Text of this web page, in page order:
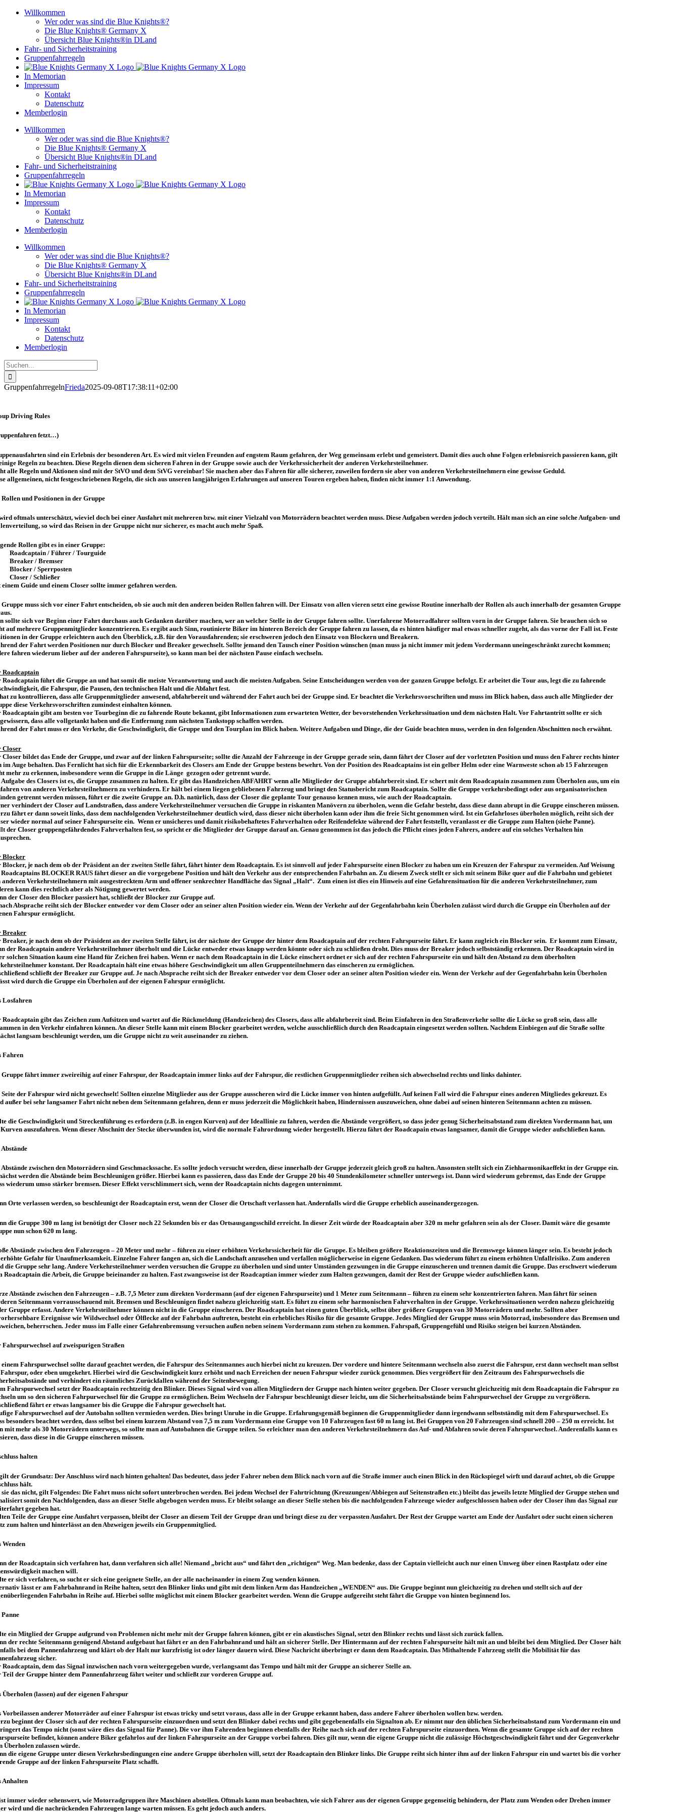
Zum
Willkommen
Wer oder was sind die Blue Knights®?
Die Blue Knights® Germany X
Übersicht Blue Knights®in DLand
Fahr- und Sicherheitstraining
Gruppenfahrregeln
In Memorian
Impressum
Kontakt
Datenschutz
Memberlogin
Willkommen
Wer oder was sind die Blue Knights®?
Die Blue Knights® Germany X
Übersicht Blue Knights®in DLand
Fahr- und Sicherheitstraining
Gruppenfahrregeln
In Memorian
Impressum
Kontakt
Datenschutz
Memberlogin
Willkommen
Wer oder was sind die Blue Knights®?
Die Blue Knights® Germany X
Übersicht Blue Knights®in DLand
Fahr- und Sicherheitstraining
Gruppenfahrregeln
In Memorian
Impressum
Kontakt
Datenschutz
Memberlogin
Suche
nach:
GruppenfahrregelnFrieda2025-09-08T17:38:11+02:00
Driving Rules
fetzt…)
sind ein Erlebnis der besonderen Art. Es wird mit vielen Freunden auf engstem Raum gefahren, der Weg gemeinsam erlebt und gemeistert. Damit dies auch ohne Folgen erlebnisreich passieren kann, gilt
Regeln zu beachten. Diese Regeln dienen dem sicheren Fahren in der Gruppe sowie auch der Verkehrssicherheit der anderen Verkehrsteilnehmer.
alle Regeln und Aktionen sind mit der StVO und dem StVG vereinbar! Sie machen aber das Fahren für alle sicherer, zuweilen fordern sie aber von anderen Verkehrsteilnehmern eine gewisse Geduld.
allgemeinen, nicht festgeschriebenen Regeln, die sich aus unseren langjährigen Erfahrungen auf unseren Touren ergeben haben, finden nicht immer 1:1 Anwendung.
Rollen und Positionen in der Gruppe
oftmals unterschätzt, wieviel doch bei einer Ausfahrt mit mehreren bzw. mit einer Vielzahl von Motorrädern beachtet werden muss. Diese Aufgaben werden jedoch verteilt. Hält man sich an eine solche Aufgaben- und
so wird das Reisen in der Gruppe nicht nur sicherer, es macht auch mehr Spaß.
Rollen gibt es in einer Gruppe:
/ Führer / Tourguide
Breaker / Bremser
/ Sperrposten
Closer / Schließer
Guide und einem Closer sollte immer gefahren werden.
Gruppe muss sich vor einer Fahrt entscheiden, ob sie auch mit den anderen beiden Rollen fahren will. Der Einsatz von allen vieren setzt eine gewisse Routine innerhalb der Rollen als auch innerhalb der gesamten Gruppe
sollte sich vor Beginn einer Fahrt durchaus auch Gedanken darüber machen, wer an welcher Stelle in der Gruppe fahren sollte. Unerfahrene Motorradfahrer sollten vorn in der Gruppe fahren. Sie brauchen sich so
auf mehrere Gruppenmitglieder konzentrieren. Es ergibt auch Sinn, routinierte Biker im hinteren Bereich der Gruppe fahren zu lassen, da es hinten häufiger mal etwas schneller zugeht, als das vorne der Fall ist. Feste
in der Gruppe erleichtern auch den Überblick, z.B. für den Vorausfahrenden; sie erschweren jedoch den Einsatz von Blockern und Breakern.
der Fahrt werden Positionen nur durch Blocker und Breaker gewechselt. Sollte jemand den Tausch einer Position wünschen (man muss ja nicht immer mit jedem Vordermann uneingeschränkt zurecht kommen;
fahren wiederum lieber auf der anderen Fahrspurseite), so kann man bei der nächsten Pause einfach wechseln.
Roadcaptain
Roadcaptain führt die Gruppe an und hat somit die meiste Verantwortung und auch die meisten Aufgaben. Seine Entscheidungen werden von der ganzen Gruppe befolgt. Er arbeitet die Tour aus, legt die zu fahrende
die Fahrspur, die Pausen, den technischen Halt und die Abfahrt fest.
zu kontrollieren, dass alle Gruppenmitglieder anwesend, abfahrbereit und während der Fahrt auch bei der Gruppe sind. Er beachtet die Verkehrsvorschriften und muss im Blick haben, dass auch alle Mitglieder der
diese Verkehrsvorschriften zumindest einhalten können.
Roadcaptain gibt am besten vor Tourbeginn die zu fahrende Route bekannt, gibt Informationen zum erwarteten Wetter, der bevorstehenden Verkehrssituation und dem nächsten Halt. Vor Fahrtantritt sollte er sich
dass alle vollgetankt haben und die Entfernung zum nächsten Tankstopp schaffen werden.
der Fahrt muss er den Verkehr, die Geschwindigkeit, die Gruppe und den Tourplan im Blick haben. Weitere Aufgaben und Dinge, die der Guide beachten muss, werden in den folgenden Abschnitten noch erwähnt.
Closer
Closer bildet das Ende der Gruppe, und zwar auf der linken Fahrspurseite; sollte die Anzahl der Fahrzeuge in der Gruppe gerade sein, dann fährt der Closer auf der vorletzten Position und muss den Fahrer rechts hinter
im Auge behalten. Das Fernlicht hat sich für die Erkennbarkeit des Closers am Ende der Gruppe bestens bewehrt. Von der Position des Roadcaptains ist ein gelber Helm oder eine Warnweste schon ab 15 Fahrzeugen
mehr zu erkennen, insbesondere wenn die Gruppe in die Länge gezogen oder getrennt wurde.
Aufgabe des Closers ist es, die Gruppe zusammen zu halten. Er gibt das Handzeichen ABFAHRT wenn alle Mitglieder der Gruppe abfahrbereit sind. Er schert mit dem Roadcaptain zusammen zum Überholen aus, um ein
von anderen Verkehrsteilnehmern zu verhindern. Er hält bei einem liegen gebliebenen Fahrzeug und bringt den Statusbericht zum Roadcaptain. Sollte die Gruppe verkehrsbedingt oder aus organisatorischen
getrennt werden müssen, führt er die zweite Gruppe an. D.h. natürlich, dass der Closer die geplante Tour genauso kennen muss, wie auch der Roadcaptain.
verhindert der Closer auf Landstraßen, dass andere Verkehrsteilnehmer versuchen die Gruppe in riskanten Manövern zu überholen, wenn die Gefahr besteht, dass diese dann abrupt in die Gruppe einscheren müssen.
fährt er dann soweit links, dass dem nachfolgenden Verkehrsteilnehmer deutlich wird, dass dieser nicht überholen kann oder ihm die freie Sicht genommen wird. Ist ein Gefahrloses überholen möglich, reiht sich der
wieder normal auf seiner Fahrspurseite ein. Wenn er unsicheres und damit risikobehaftetes Fahrverhalten oder Reifendefekte während der Fahrt feststellt, veranlasst er die Gruppe zum Halten (siehe Panne).
der Closer gruppengefährdendes Fahrverhalten fest, so spricht er die Mitglieder der Gruppe darauf an. Genau genommen ist das jedoch die Pflicht eines jeden Fahrers, andere auf ein solches Verhalten hin
Blocker
Blocker, je nach dem ob der Präsident an der zweiten Stelle fährt, fährt hinter dem Roadcaptain. Es ist sinnvoll auf jeder Fahrspurseite einen Blocker zu haben um ein Kreuzen der Fahrspur zu vermeiden. Auf Weisung
Roadcaptains BLOCKER RAUS fährt dieser an die vorgegebene Position und hält den Verkehr aus der entsprechenden Fahrbahn an. Zu diesem Zweck stellt er sich mit seinem Bike quer auf die Fahrbahn und gebietet
anderen Verkehrsteilnehmern mit ausgestrecktem Arm und offener senkrechter Handfläche das Signal „Halt“. Zum einen ist dies ein Hinweis auf eine Gefahrensituation für die anderen Verkehrsteilnehmer, zum
kann dies rechtlich aber als Nötigung gewertet werden.
der Closer den Blocker passiert hat, schließt der Blocker zur Gruppe auf.
Absprache reiht sich der Blocker entweder vor dem Closer oder an seiner alten Position wieder ein. Wenn der Verkehr auf der Gegenfahrbahn kein Überholen zulässt wird durch die Gruppe ein Überholen auf der
Fahrspur ermöglicht.
Breaker
Breaker, je nach dem ob der Präsident an der zweiten Stelle fährt, ist der nächste der Gruppe der hinter dem Roadcaptain auf der rechten Fahrspurseite fährt. Er kann zugleich ein Blocker sein. Er kommt zum Einsatz,
der Roadcaptain andere Verkehrsteilnehmer überholt und die Lücke entweder etwas knapp werden könnte oder sich zu schließen droht. Dies muss der Breaker jedoch selbstständig erkennen. Der Roadcaptain wird in
solchen Situation kaum eine Hand für Zeichen frei haben. Wenn er nach dem Roadcaptain in die Lücke einschert ordnet er sich auf der rechten Fahrspurseite ein und hält den Abstand zu dem überholten
konstant. Der Roadcaptain hält eine etwas höhere Geschwindigkeit um allen Gruppenteilnehmern das einscheren zu ermöglichen.
schließt der Breaker zur Gruppe auf. Je nach Absprache reiht sich der Breaker entweder vor dem Closer oder an seiner alten Position wieder ein. Wenn der Verkehr auf der Gegenfahrbahn kein Überholen
wird durch die Gruppe ein Überholen auf der eigenen Fahrspur ermöglicht.
Losfahren
Roadcaptain gibt das Zeichen zum Aufsitzen und wartet auf die Rückmeldung (Handzeichen) des Closers, dass alle abfahrbereit sind. Beim Einfahren in den Straßenverkehr sollte die Lücke so groß sein, dass alle
in den Verkehr einfahren können. An dieser Stelle kann mit einem Blocker gearbeitet werden, welche ausschließlich durch den Roadcaptain eingesetzt werden sollten. Nachdem Einbiegen auf die Straße sollte
langsam beschleunigt werden, um die Gruppe nicht zu weit auseinander zu ziehen.
Fahren
Gruppe fährt immer zweireihig auf einer Fahrspur, der Roadcaptain immer links auf der Fahrspur, die restlichen Gruppenmitglieder reihen sich abwechselnd rechts und links dahinter.
Seite der Fahrspur wird nicht gewechselt! Sollten einzelne Mitglieder aus der Gruppe ausscheren wird die Lücke immer von hinten aufgefüllt. Auf keinen Fall wird die Fahrspur eines anderen Mitgliedes gekreuzt. Es
außer bei sehr langsamer Fahrt nicht neben dem Seitenmann gefahren, denn er muss jederzeit die Möglichkeit haben, Hindernissen auszuweichen, ohne dabei auf seinen hinteren Seitenmann achten zu müssen.
die Geschwindigkeit und Streckenführung es erfordern (z.B. in engen Kurven) auf der Ideallinie zu fahren, werden die Abstände vergrößert, so dass jeder genug Sicherheitsabstand zum direkten Vordermann hat, um
auszufahren. Wenn dieser Abschnitt der Stecke überwunden ist, wird die normale Fahrordnung wieder hergestellt. Hierzu fährt der Roadcapain etwas langsamer, damit die Gruppe wieder aufschließen kann.
Abstände
Abstände zwischen den Motorrädern sind Geschmackssache. Es sollte jedoch versucht werden, diese innerhalb der Gruppe jederzeit gleich groß zu halten. Ansonsten stellt sich ein Ziehharmonikaeffekt in der Gruppe ein.
werden die Abstände beim Beschleunigen größer. Hierbei kann es passieren, dass das Ende der Gruppe 20 bis 40 Stundenkilometer schneller unterwegs ist. Dann wird wiederum gebremst, das Ende der Gruppe
wiederum umso stärker bremsen. Dieser Effekt verschlimmert sich, wenn der Roadcaptain nichts dagegen unternimmt.
Orte verlassen werden, so beschleunigt der Roadcaptain erst, wenn der Closer die Ortschaft verlassen hat. Andernfalls wird die Gruppe erheblich auseinandergezogen.
die Gruppe 300 m lang ist benötigt der Closer noch 22 Sekunden bis er das Ortsausgangsschild erreicht. In dieser Zeit würde der Roadcaptain aber 320 m mehr gefahren sein als der Closer. Damit wäre die gesamte
nun schon 620 m lang.
Abstände zwischen den Fahrzeugen – 20 Meter und mehr – führen zu einer erhöhten Verkehrssicherheit für die Gruppe. Es bleiben größere Reaktionszeiten und die Bremswege können länger sein. Es besteht jedoch
Gefahr für Unaufmerksamkeit. Einzelne Fahrer fangen an, sich die Landschaft anzusehen und verfallen möglicherweise in eigene Gedanken. Das wiederum führt zu einem erhöhten Unfallrisiko. Zum anderen
die Gruppe sehr lang. Andere Verkehrsteilnehmer werden versuchen die Gruppe zu überholen und sind unter Umständen gezwungen in die Gruppe einzuscheren und trennen damit die Gruppe. Das erschwert wiederum
Roadcaptain die Arbeit, die Gruppe beieinander zu halten. Fast zwangsweise ist der Roadcaptian immer wieder zum Halten gezwungen, damit der Rest der Gruppe wieder aufschließen kann.
Abstände zwischen den Fahrzeugen – z.B. 7,5 Meter zum direkten Vordermann (auf der eigenen Fahrspurseite) und 1 Meter zum Seitenmann – führen zu einem sehr konzentrierten fahren. Man fährt für seinen
Seitenmann vorrausschauend mit. Bremsen und Beschleunigen findet nahezu gleichzeitig statt. Es führt zu einem sehr harmonischen Fahrverhalten in der Gruppe. Verkehrssituationen werden nahezu gleichzeitig
Gruppe erfasst. Andere Verkehrsteilnehmer können nicht in die Gruppe einscheren. Der Roadcaptain hat einen guten Überblick, selbst über größere Gruppen von 30 Motorrädern und mehr. Sollten aber
Ereignisse wie Wildwechsel oder Ölflecke auf der Fahrbahn auftreten, besteht ein erhebliches Risiko für die gesamte Gruppe. Jedes Mitglied der Gruppe muss sein Motorrad, insbesondere das Bremsen und
beherrschen. Jeder muss im Falle einer Gefahrenbremsung versuchen außen neben seinem Vordermann zum stehen zu kommen. Fahrspaß, Gruppengefühl und Risiko steigen bei kurzen Abständen.
Fahrspurwechsel auf zweispurigen Straßen
einem Fahrspurwechsel sollte darauf geachtet werden, die Fahrspur des Seitenmannes auch hierbei nicht zu kreuzen. Der vordere und hintere Seitenmann wechseln also zuerst die Fahrspur, erst dann wechselt man selbst
oder eben umgekehrt. Hierbei wird die Geschwindigkeit kurz erhöht und nach Erreichen der neuen Fahrspur wieder zurück genommen. Dies vergrößert für den Zeitraum des Fahrspurwechsels die
und verhindert ein räumliches Zurückfallen während der Seitenbewegung.
Fahrspurwechsel setzt der Roadcaptain rechtzeitig den Blinker. Dieses Signal wird von allen Mitgliedern der Gruppe nach hinten weiter gegeben. Der Closer versucht gleichzeitig mit dem Roadcaptain die Fahrspur zu
um so den sicheren Fahrpurwechsel für die Gruppe zu ermöglichen. Beim Wechseln der Fahrspur beschleunigt dieser leicht, um die Sicherheitsabstände beim Fahrspurwechsel der Gruppe zu vergrößern.
fährt er etwas langsamer bis die Gruppe die Fahrspur gewechselt hat.
Fahrspurwechsel auf der Autobahn sollten vermieden werden. Dies bringt Unruhe in die Gruppe. Erfahrungsgemäß beginnen die Gruppenmitglieder dann irgendwann selbstständig mit dem Fahrspurwechsel. Es
besonders beachtet werden, dass selbst bei einem kurzem Abstand von 7,5 m zum Vordermann eine Gruppe von 10 Fahrzeugen fast 60 m lang ist. Bei Gruppen von 20 Fahrzeugen sind schnell 200 – 250 m erreicht. Ist
mit mehr als 30 Motorrädern unterwegs, so sollte man auf Autobahnen die Gruppe teilen. So erleichter man den anderen Verkehrsteilnehmern das Auf- und Abfahren sowie deren Fahrspurwechsel. Anderenfalls kann es
dass diese in die Gruppe einscheren müssen.
halten
der Grundsatz: Der Anschluss wird nach hinten gehalten! Das bedeutet, dass jeder Fahrer neben dem Blick nach vorn auf die Straße immer auch einen Blick in den Rückspiegel wirft und darauf achtet, ob die Gruppe
hält.
sie das nicht, gilt Folgendes: Die Fahrt muss nicht sofort unterbrochen werden. Bei jedem Wechsel der Fahrtrichtung (Kreuzungen/Abbiegen auf Seitenstraßen etc.) bleibt das jeweils letzte Mitglied der Gruppe stehen und
somit den Nachfolgenden, dass an dieser Stelle abgebogen werden muss. Er bleibt solange an dieser Stelle stehen bis die nachfolgenden Fahrzeuge wieder aufgeschlossen haben oder der Closer ihm das Signal zur
gegeben hat.
Teile der Gruppe eine Ausfahrt verpassen, bleibt der Closer an diesem Teil der Gruppe dran und bringt diese zu der verpassten Ausfahrt. Der Rest der Gruppe wartet am Ende der Ausfahrt oder sucht einen sicheren
zum halten und hinterlässt an den Abzweigen jeweils ein Gruppenmitglied.
Wenden
der Roadcaptain sich verfahren hat, dann verfahren sich alle! Niemand „bricht aus“ und fährt den „richtigen“ Weg. Man bedenke, dass der Captain vielleicht auch nur einen Umweg über einen Rastplatz oder eine
machen will.
er sich verfahren, so sucht er sich eine geeignete Stelle, an der alle nacheinander in einem Zug wenden können.
lässt er am Fahrbahnrand in Reihe halten, setzt den Blinker links und gibt mit dem linken Arm das Handzeichen „WENDEN“ aus. Die Gruppe beginnt nun gleichzeitig zu drehen und stellt sich auf der
Fahrbahn in Reihe auf. Hierbei sollte möglichst mit einem Blocker gearbeitet werden. Wenn die Gruppe aufgereiht steht fährt die Gruppe von hinten beginnend los.
Panne
ein Mitglied der Gruppe aufgrund von Problemen nicht mehr mit der Gruppe fahren können, gibt er ein akustisches Signal, setzt den Blinker rechts und lässt sich zurück fallen.
der rechte Seitenmann genügend Abstand aufgebaut hat fährt er an den Fahrbahnrand und hält an sicherer Stelle. Der Hintermann auf der rechten Fahrspurseite hält mit an und bleibt bei dem Mitglied. Der Closer hält
bei dem Pannenfahrzeug und klärt ob der Halt nur kurzfristig ist oder länger dauern wird. Diese Nachricht überbringt er dann dem Roadcaptain. Das Mithaltende Fahrzeug stellt die Mobilität für das
sicher.
Roadcaptain, dem das Signal inzwischen nach vorn weitergegeben wurde, verlangsamt das Tempo und hält mit der Gruppe an sicherer Stelle an.
Teil der Gruppe hinter dem Pannenfahrzeug fährt weiter und schließt zur vorderen Gruppe auf.
Überholen (lassen) auf der eigenen Fahrspur
Vorbeilassen anderer Motorräder auf einer Fahrspur ist etwas tricky und setzt voraus, dass alle in der Gruppe erkannt haben, dass andere Fahrer überholen wollen bzw. werden.
beginnt der Closer sich auf der rechten Fahrspurseite einzuordnen und setzt den Blinker dabei rechts und gibt gegebenenfalls ein Signalton ab. Er nimmt nur den üblichen Sicherheitsabstand zum Vordermann ein und
das Tempo nicht (sonst wäre dies das Signal für Panne). Die vor ihm Fahrenden beginnen ebenfalls der Reihe nach sich auf der rechten Fahrspurseite einzuordnen. Wenn die gesamte Gruppe sich auf der rechten
befindet, können andere Biker gefahrlos auf der linken Fahrspurseite an der Gruppe vorbei fahren. Dies gilt nur, wenn die eigene Gruppe nicht die zulässige Höchstgeschwindigkeit fährt und der Gegenverkehr
Überholen zulassen würde.
die eigene Gruppe unter diesen Verkehrsbedingungen eine andere Gruppe überholen will, setzt der Roadcaptain den Blinker links. Die Gruppe reiht sich hinter ihm auf der linken Fahrspur ein und wartet bis die vorher
Gruppe auf der linken Fahrspurseite Platz schafft.
Anhalten
immer wieder sehenswert, wie Motorradgruppen ihre Maschinen abstellen. Oftmals kann man beobachten, wie sich Fahrer aus der eigenen Gruppe gegenseitig behindern, der Platz zum Wenden oder Drehen immer
wird und die nachrückenden Fahrzeugen lange warten müssen. Es geht jedoch auch anders.